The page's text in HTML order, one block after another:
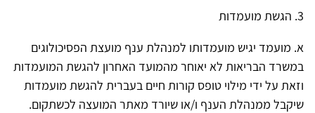
3. הגשת מועמדות
א. מועמד יגיש מועמדותו למנהלת ענף מועצת הפסיכולוגים
במשרד הבריאות לא יאוחר מהמועד האחרון להגשת המועמדות
וזאת על ידי מילוי טופס קורות חיים בעברית להגשת מועמדות
שיקבל ממנהלת הענף ו/או שיורד מאתר המועצה לכשתקום.